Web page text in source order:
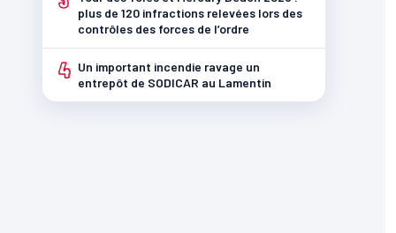
plus de 120 infractions relevées lors des
contrôles des forces de l’ordre
4 Un important incendie ravage un
entrepôt de SODICAR au Lamentin